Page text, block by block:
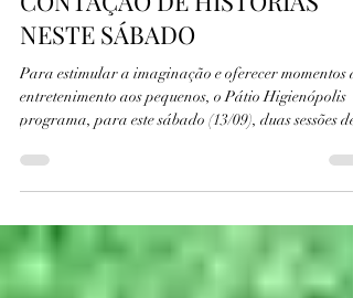
PÁTIO HIGIENÓPOLIS TEM
CONTAÇÃO DE HISTÓRIAS
NESTE SÁBADO
Para estimular a imaginação e oferecer momentos
programa, para este sábado (13/09), duas sessões de
Contação de Histórias, com narração interativa,